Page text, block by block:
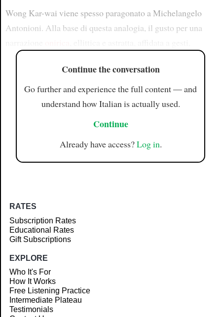
Wong Kar-wai viene spesso paragonato a Michelangelo
Antonioni. Alla base di questa analogia, il gusto per una
Continue the conversation
Go further and experience the full content — and
understand how Italian is actually used.
Continue
Already have access?Log in.
RATES
Subscription Rates
Educational Rates
Gift Subscriptions
EXPLORE
Who It's For
How It Works
Free Listening Practice
Intermediate Plateau
Testimonials